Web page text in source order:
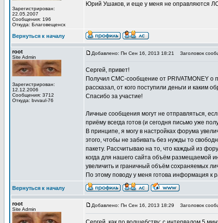
Зарегистрирован:
22.05.2007
Сообщения: 196
Откуда: Благовещенск
Юрий Ушаков, и еще у меня не оправляются
Вернуться к началу
root
Site Admin
Зарегистрирован:
12.12.2006
Сообщения: 3712
Откуда: bvvaul-76
Добавлено: Пн Сен 16, 2013 18:21 Заголовок
Сергей, привет!
Получил СМС-сообщение от PRIVATMONEY о
рассказал, от кого поступили деньги и каким
Спасибо за участие!
Личные сообщения могут не отправляться,
приёму всегда готов (и сегодня письмо уже
В принципе, я могу в настройках форума
этого, чтобы не забивать без нужды то
пакету. Рассчитываю на то, что каждый из
когда для нашего сайта объём размещаемой
увеличить и граничный объём сохраняемых
По этому поводу у меня готова информация к
Вернуться к началу
root
Site Admin
Добавлено: Пн Сен 16, 2013 18:29 Заголовок